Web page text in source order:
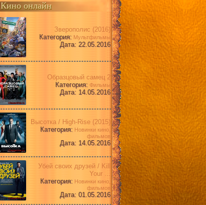
Кино онлайн
Зверополис (2016)
Категория: Мультфильмы
Дата: 22.05.2016
Образцовый самец 2
Категория: Фильмы
Дата: 14.05.2016
Высотка / High-Rise (2015)
Категория: Новинки кино,
фильмов
Дата: 14.05.2016
Убей своих друзей / Kill
Your ...
Категория: Новинки кино,
фильмов
Дата: 01.05.2016